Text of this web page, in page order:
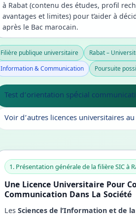
à Rabat (contenu des études, profil
avantages et limites) pour t’aider à
après le Bac marocain.
Filière publique universitaire Rabat –
Information & Communication
Poursuite
Test d’orientation spécial
Voir d’autres licences universitaires
1. Présentation générale de la filière SIC à
Une Licence Universitaire Pour
Communication Dans La Société
Les Sciences de l’Information et de